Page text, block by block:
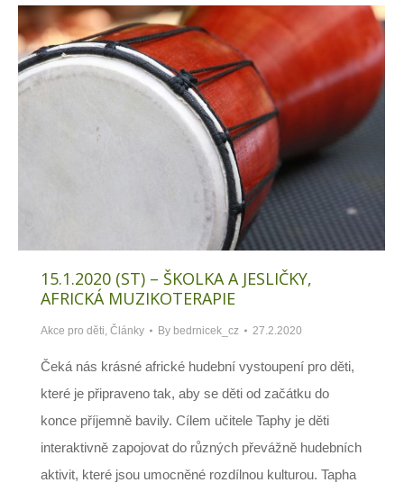
15.1.2020 (ST) – ŠKOLKA A JESLIČKY,
AFRICKÁ MUZIKOTERAPIE
Akce pro děti Články By bedrnicek_cz 27.2.2020
Čeká nás krásné africké hudební vystoupení pro děti,
které je připraveno tak, aby se děti od začátku do
konce příjemně bavily. Cílem učitele Taphy je děti
interaktivně zapojovat do různých převážně hudebních
aktivit, které jsou umocněné rozdílnou kulturou. Tapha